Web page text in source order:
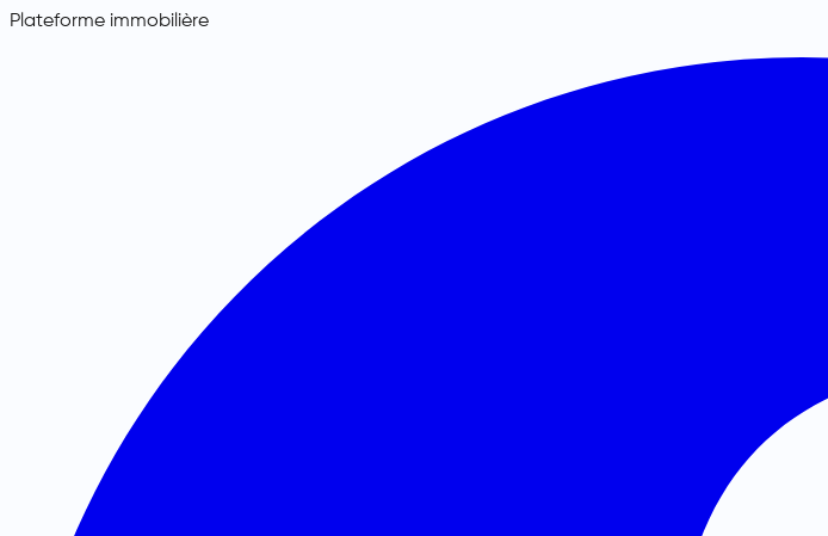
Plateforme immobilière